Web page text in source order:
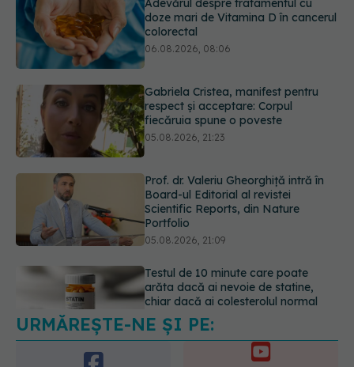
Gabriela Cristea, manifest pentru
respect și acceptare: Corpul
fiecăruia spune o poveste
05.08.2026, 21:23
Prof. dr. Valeriu Gheorghiță intră în
Board-ul Editorial al revistei
Scientific Reports, din Nature
Portfolio
Testul de 10 minute care poate
arăta dacă ai nevoie de statine,
chiar dacă ai colesterolul normal
05.08.2026, 19:42
Pepenele roșu sau cel galben: care
crește glicemia mai repede.
Răspunsul unui medic diabetolog
06.08.2026, 09:36
URMĂREȘTE-NE ȘI PE:
URMĂRITORI